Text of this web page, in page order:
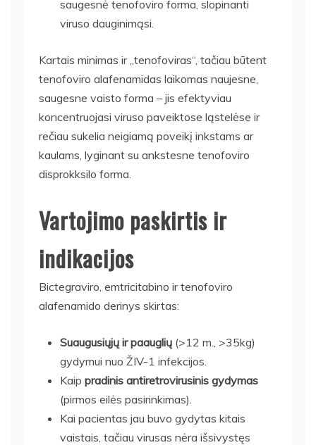
saugesnė tenofoviro forma, slopinanti
viruso dauginimąsi.
Kartais minimas ir „tenofoviras“, tačiau būtent
tenofoviro alafenamidas laikomas naujesne,
saugesne vaisto forma – jis efektyviau
koncentruojasi viruso paveiktose ląstelėse ir
rečiau sukelia neigiamą poveikį inkstams ar
kaulams, lyginant su ankstesne tenofoviro
disprokksilo forma.
Vartojimo paskirtis ir
indikacijos
Bictegraviro, emtricitabino ir tenofoviro
alafenamido derinys skirtas:
Suaugusiųjų ir paauglių (>12 m., >35kg)
gydymui nuo ŽIV-1 infekcijos.
Kaip pradinis antiretrovirusinis gydymas
(pirmos eilės pasirinkimas).
Kai pacientas jau buvo gydytas kitais
vaistais, tačiau virusas nėra išsivystęs